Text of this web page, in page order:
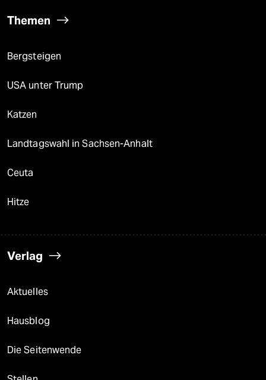
Themen
Bergsteigen
USA unter Trump
Katzen
Landtagswahl in Sachsen-Anhalt
Ceuta
Hitze
Verlag
Aktuelles
Hausblog
Die Seitenwende